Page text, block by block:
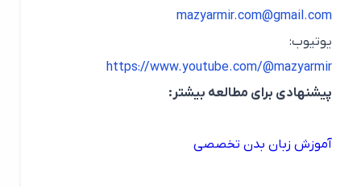
mazyarmir.com@gmail.com
یوتیوب:
https://www.youtube.com/@mazyarmir
پیشنهادی برای مطالعه بیشتر:
آموزش زبان بدن تخصصی